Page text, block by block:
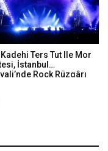
Ters Tut Ile Mor
İstanbul
Rock Rüzgârı